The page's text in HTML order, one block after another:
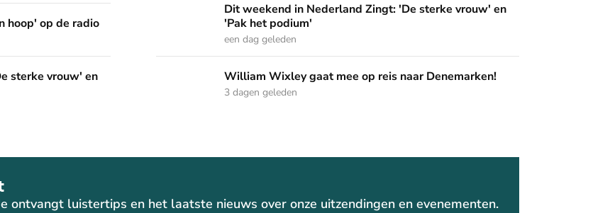
hoop' op de radio
'Pak het podium'
sterke vrouw' en
Dit weekend in Nederland Zingt: 'De sterke vrouw' en 'Pak het podium'
Dit weekend in Nederland Zingt: 'De sterke vrouw' en
'Pak het podium'
een dag geleden
William Wixley gaat mee op reis naar Denemarken!
William Wixley gaat mee op reis naar Denemarken!
3 dagen geleden
ontvangt luistertips en het laatste nieuws over onze uitzendingen en evenementen.